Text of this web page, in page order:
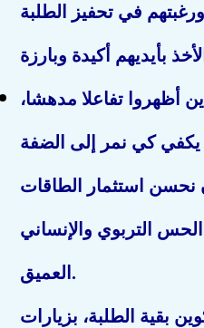
في تحفيز الطلبة
أظهروا تفاعلا مدهشا،
يكفي كي نمر إلى الضفة
نحسن استثمار الطاقات
التربوي والإنساني
العميق.
بقية الطلبة، بزيارات